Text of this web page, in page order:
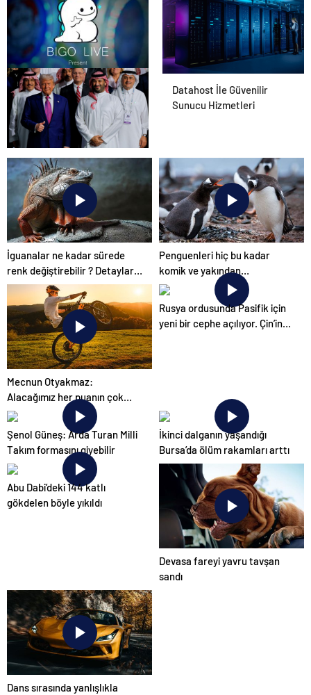
Bigo Elmas Bayi – Güvenli,
Hızlı ve Uygun Fiyatlı Elmas
Satın Almanın Yeni Adresi
Datahost İle Güvenilir
Sunucu Hizmetleri
Riyad ile “en büyük”
savunma anlaşması:
“Trump, dünyaya bir mesaj
gönderdi”
İguanalar ne kadar sürede
renk değiştirebilir ? Detaylar
burada…
Penguenleri hiç bu kadar
komik ve yakından
görmemiştiniz
Mecnun Otyakmaz:
Alacağımız her puanın çok
önemi var
Rusya ordusunda Pasifik için
yeni bir cephe açılıyor. Çin’in
Şenol Güneş: Arda Turan Milli
Takım formasını giyebilir
İkinci dalganın yaşandığı
Bursa’da ölüm rakamları arttı
Abu Dabi’deki 144 katlı
gökdelen böyle yıkıldı
Devasa fareyi yavru tavşan
sandı
Dans sırasında yanlışlıkla